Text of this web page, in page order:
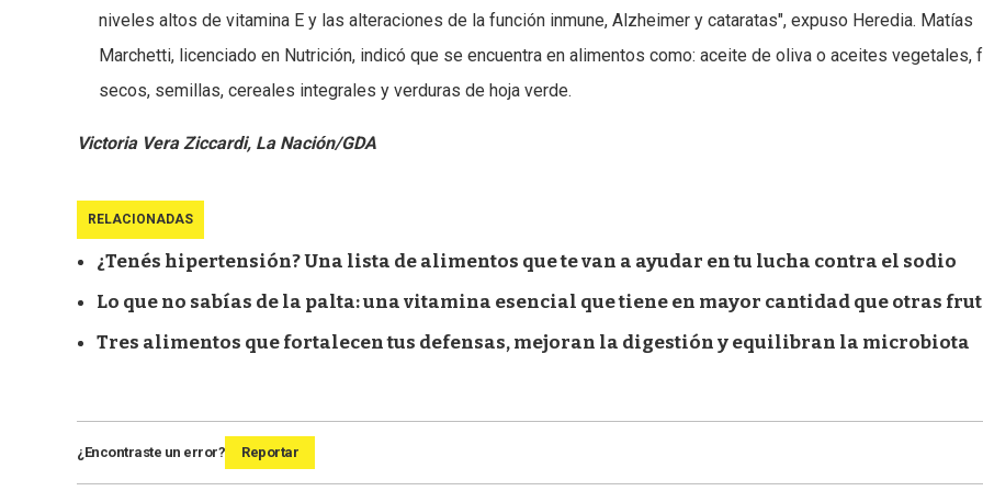
niveles altos de vitamina E y las alteraciones de la función inmune, Alzheimer y cataratas", expuso Heredia. Matías
Marchetti, licenciado en Nutrición, indicó que se encuentra en alimentos como: aceite de oliva o aceites vegetales,
secos, semillas, cereales integrales y verduras de hoja verde.
Victoria Vera Ziccardi, La Nación/GDA
RELACIONADAS
¿Tenés hipertensión? Una lista de alimentos que te van a ayudar en tu lucha contra el sodio
Lo que no sabías de la palta: una vitamina esencial que tiene en mayor cantidad que otras
Tres alimentos que fortalecen tus defensas, mejoran la digestión y equilibran la microbiota
¿Encontraste un error? Reportar